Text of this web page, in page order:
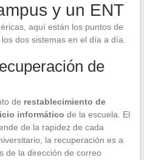
y un ENT
aquí están los puntos de
dos sistemas en el día a día.
de
de restablecimiento de
informático de la escuela. El
de la rapidez de cada
la recuperación es a
de la dirección de correo